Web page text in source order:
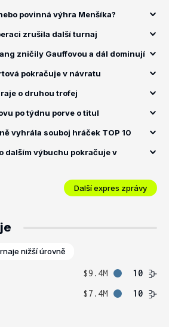
povinná výhra Menšíka?
zrušila další turnaj
zničily Gauffovou a dál dominují
pokračuje v návratu
o druhou trofej
po týdnu porve o titul
vyhrála souboj hráček TOP 10
dalším výbuchu pokračuje v
Další expres zprávy
nižší úrovně
$9.4M
10
$7.4M 10